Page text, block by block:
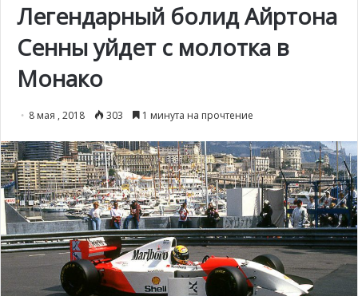
Легендарный болид Айртона
Сенны уйдет с молотка в
Монако
8 мая , 2018 303 1 минута на прочтение